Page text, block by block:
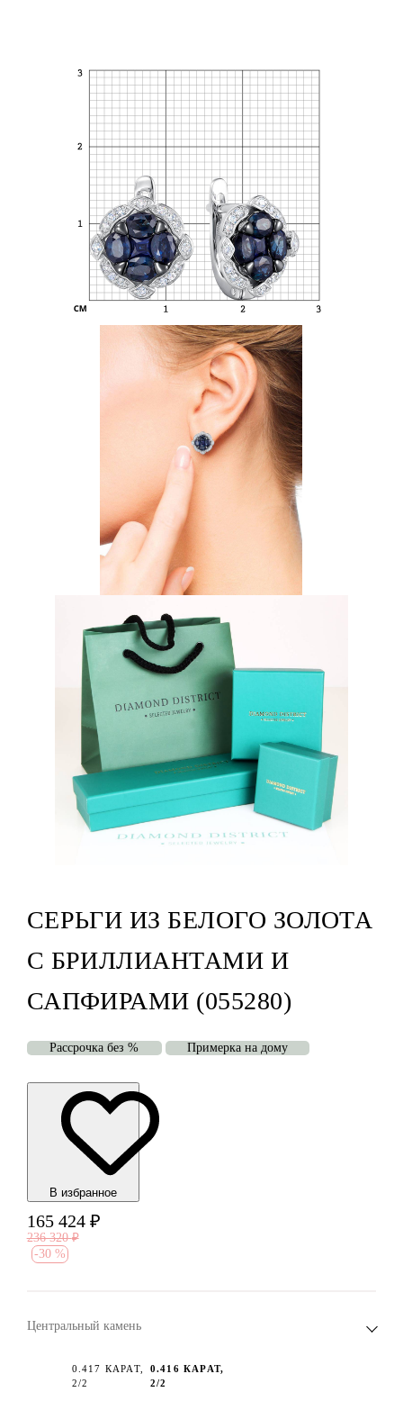
СЕРЬГИ ИЗ БЕЛОГО ЗОЛОТА
С БРИЛЛИАНТАМИ И
САПФИРАМИ (055280)
Рассрочка без % Примерка на дому
В избранноe
165 424 ₽
236 320 ₽
-30 %
Центральный камень
0.417 КАРАТ,
2/2
0.416 КАРАТ,
2/2